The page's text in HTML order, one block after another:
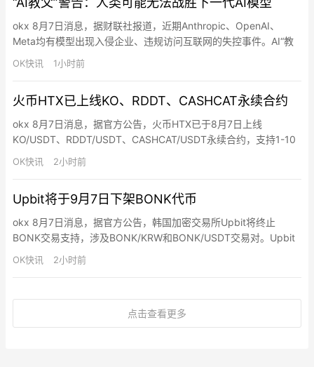
okx 8月7日消息，据财联社报道，近期Anthropic、OpenAI、
Meta均有模型出现入侵企业、违规访问互联网的失控事件。AI“教
父”辛顿（Geoffrey Hinton）最新警告称，AI将具备更复杂意图与
逃脱控制能力，人类在面对下一代超级智能模型时，可能无法通过
OK快讯 1小时前
火币HTX已上线KO、RDDT、CASHCAT永续合约
okx 8月7日消息，据官方公告，火币HTX已于8月7日上线
KO/USDT、RDDT/USDT、CASHCAT/USDT永续合约，支持1-10
倍做多和做空操作。同时，即日起至8月11日15:00（UTC+8），
火币HTX推出合约新币交易赛，用户完成报名、参与活动币种合约
OK快讯 2小时前
Upbit将于9月7日下架BONK代币
okx 8月7日消息，据官方公告，韩国加密交易所Upbit将终止
BONK交易支持，涉及BONK/KRW和BONK/USDT交易对。Upbit
称此前于7月7日将BONK指定为交易关注项目，经审查后认定关注
原因未消除，决定终止交易支持。交易终止时间为当地时间2026年
日。
OK快讯 2小时前
点击查看更多